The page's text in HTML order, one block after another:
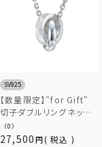
SV925
【数量限定】"for Gift"
切子ダブルリングネック
レス（Nanako/魚子）/シ
ルバー925
27,500 税込
（0）